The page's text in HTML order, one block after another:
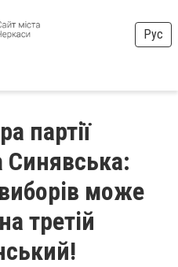
Рус
партії
Синявська:
може
третій